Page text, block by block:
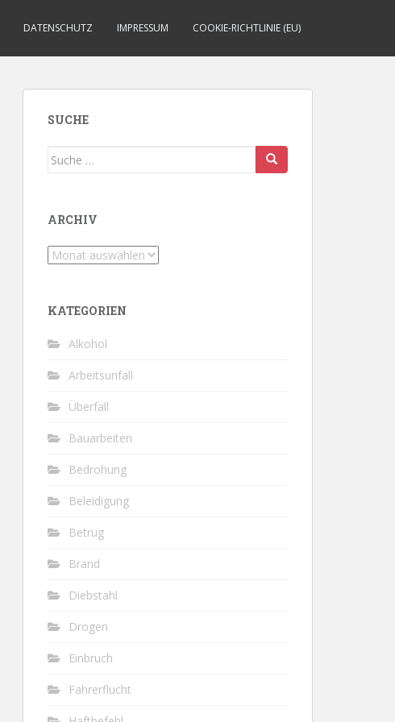
DATENSCHUTZ IMPRESSUM COOKIE-RICHTLINIE (EU)
SUCHE
Suche
ARCHIV
Archiv
KATEGORIEN
Alkohol
Arbeitsunfall
Überfall
Bauarbeiten
Bedrohung
Beleidigung
Betrug
Brand
Diebstahl
Drogen
Einbruch
Fahrerflucht